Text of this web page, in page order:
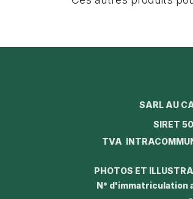
SARL AU
SIRET
TVA
PHOTOS ET
N° d'immatriculation